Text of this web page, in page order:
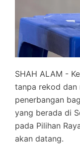
SHAH ALAM -
tanpa rekod dan
penerbangan
yang berada di
pada Pilihan
akan datang.